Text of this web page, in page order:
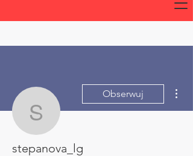
stepanova_lg
Obserwuj
stepanova_lg